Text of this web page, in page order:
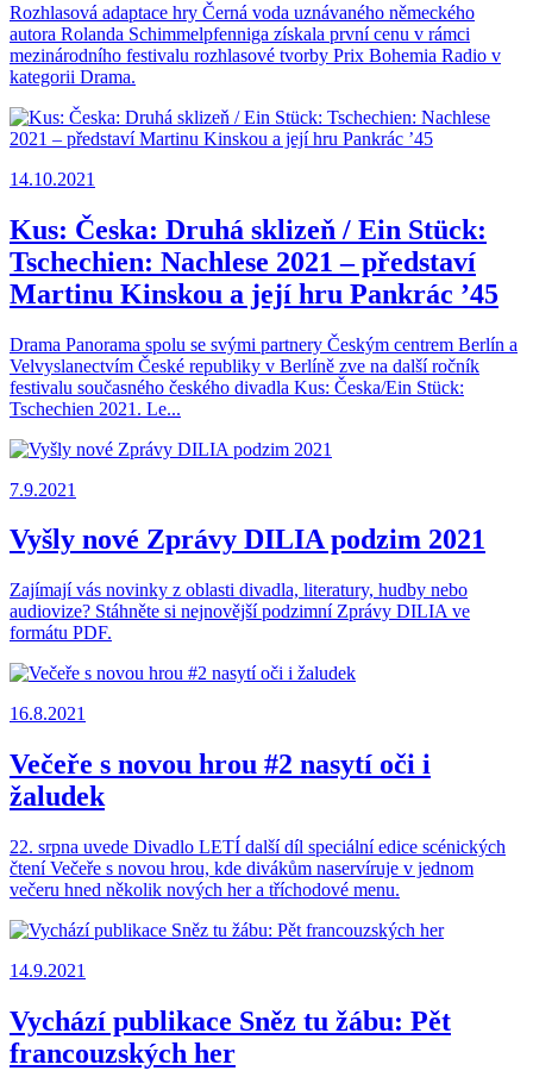
Rozhlasová adaptace hry Černá voda uznávaného německého
autora Rolanda Schimmelpfenniga získala první cenu v rámci
mezinárodního festivalu rozhlasové tvorby Prix Bohemia Radio v
kategorii Drama.
14.10.2021
Kus: Česka: Druhá sklizeň / Ein Stück:
Tschechien: Nachlese 2021 – představí
Martinu Kinskou a její hru Pankrác ’45
Drama Panorama spolu se svými partnery Českým centrem Berlín a
Velvyslanectvím České republiky v Berlíně zve na další ročník
festivalu současného českého divadla Kus: Česka/Ein Stück:
Tschechien 2021. Le...
7.9.2021
Vyšly nové Zprávy DILIA podzim 2021
Zajímají vás novinky z oblasti divadla, literatury, hudby nebo
audiovize? Stáhněte si nejnovější podzimní Zprávy DILIA ve
formátu PDF.
16.8.2021
Večeře s novou hrou #2 nasytí oči i
žaludek
22. srpna uvede Divadlo LETÍ další díl speciální edice scénických
čtení Večeře s novou hrou, kde divákům naservíruje v jednom
večeru hned několik nových her a tříchodové menu.
14.9.2021
Vychází publikace Sněz tu žábu: Pět
francouzských her